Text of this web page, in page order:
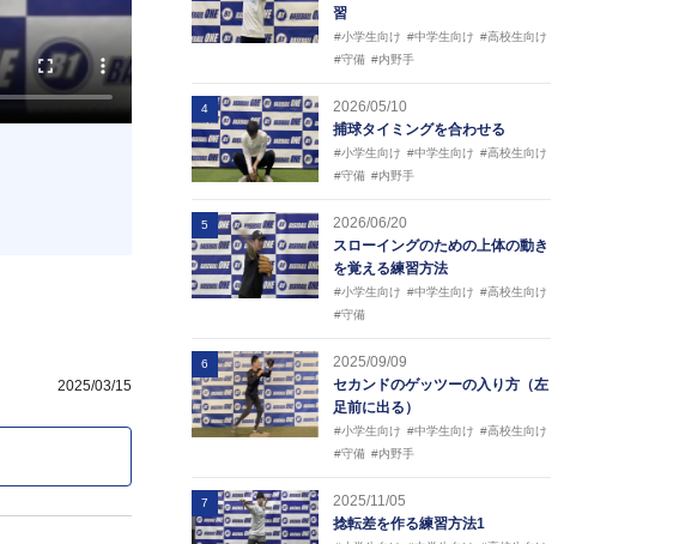
2025/03/15
習
#小学生向け #中学生向け #高校生向け
#守備 #内野手
4
2026/05/10
捕球タイミングを合わせる
#小学生向け #中学生向け #高校生向け
#守備 #内野手
5
2026/06/20
スローイングのための上体の動き
を覚える練習方法
#小学生向け #中学生向け #高校生向け
#守備
6
2025/09/09
セカンドのゲッツーの入り方（左
足前に出る）
#小学生向け #中学生向け #高校生向け
#守備 #内野手
7
2025/11/05
捻転差を作る練習方法1